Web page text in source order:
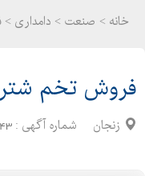
خانه > صنعت > دامداری
فروش تخم
زنجان شماره آگهی :